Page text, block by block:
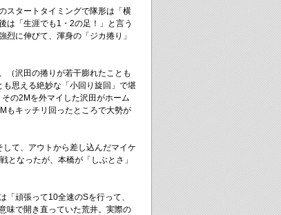
スタートタイミングで隊形は「横
は「生涯でも1・2の足！」と言う
に伸びて、渾身の「ジカ捲り」
（沢田の捲りが若干膨れたことも
思える絶妙な「小回り旋回」で堪
の2Mを外マイした沢田がホーム
もキッチリ回ったところで大勢が
て、アウトから差し込んだマイケ
となったが、本橋が「しぶとさ」
「頑張って10全速のSを行って、
味で開き直っていた荒井。実際の